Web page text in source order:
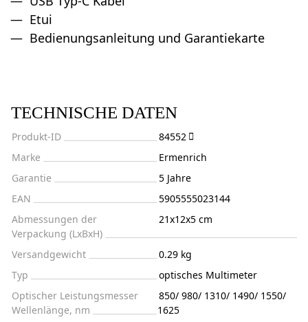
Etui
Bedienungsanleitung und Garantiekarte
TECHNISCHE DATEN
Produkt-ID
84552
Marke
Ermenrich
Garantie
5 Jahre
EAN
5905555023144
Abmessungen der
Verpackung (LxBxH)
21x12x5 cm
Versandgewicht
0.29 kg
Typ
optisches Multimeter
Optischer Leistungsmesser
Wellenlänge, nm
850/ 980/ 1310/ 1490/ 1550/
1625